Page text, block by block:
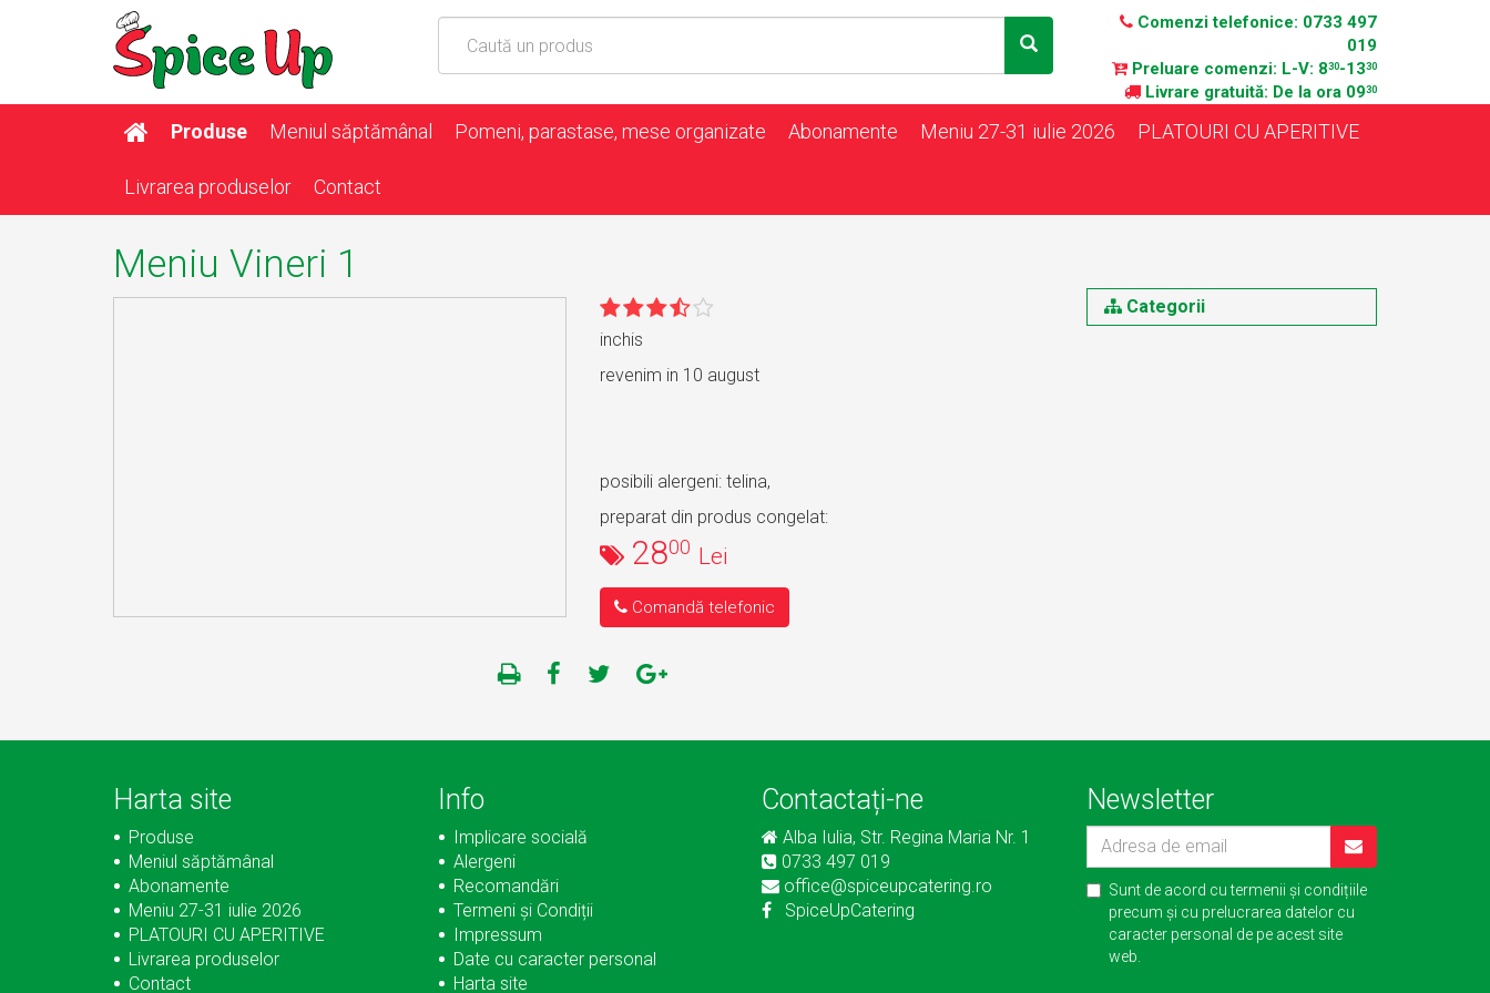
Comenzi telefonice: 0733 497
019
Preluare comenzi: L-V: 830-1330
Livrare gratuită: De la ora 0930
Produse Meniul săptămânal Pomeni, parastase, mese organizate Abonamente Meniu 27-31 iulie 2026 PLATOURI CU APERITIVE
Livrarea produselor Contact
Meniu Vineri 1
inchis
revenim in 10 august
posibili alergeni: telina,
preparat din produs congelat:
2800 Lei
Comandă telefonic
Categorii
Harta site
Produse
Meniul săptămânal
Abonamente
Meniu 27-31 iulie 2026
PLATOURI CU APERITIVE
Livrarea produselor
Contact
Info
Implicare socială
Alergeni
Recomandări
Termeni și Condiții
Impressum
Date cu caracter personal
Harta site
Contactați-ne
Alba Iulia, Str. Regina Maria Nr. 1
0733 497 019
office@spiceupcatering.ro
SpiceUpCatering
Newsletter
Sunt de acord cutermenii și condițiile
precum și cu prelucrarea datelor cu
caracter personal de pe acest site
web.